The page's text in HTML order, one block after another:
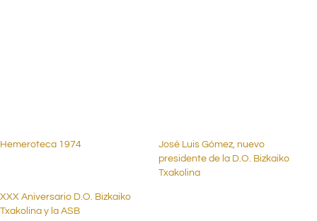
Hemeroteca 1974
José Luis Gómez, nuevo
presidente de la D.O. Bizkaiko
Txakolina
XXX Aniversario D.O. Bizkaiko
Txakolina y la ASB